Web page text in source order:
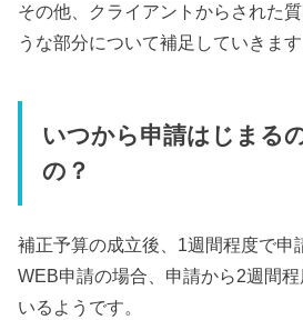
その他、クライアントからされた
うな部分について補足していきます
いつから申請はじまる
の？
補正予算の成立後、1週間程度で申
WEB申請の場合、申請から2週間
いるようです。